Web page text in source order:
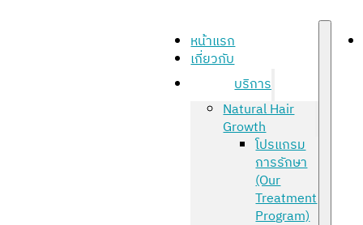
หน้าแรก
เกี่ยวกับ
บริการ
Natural Hair
Growth
โปรแกรม
การรักษา
(Our
Treatment
Program)